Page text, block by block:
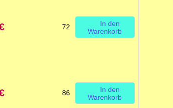
72
In den
Warenkorb
86
In den
Warenkorb